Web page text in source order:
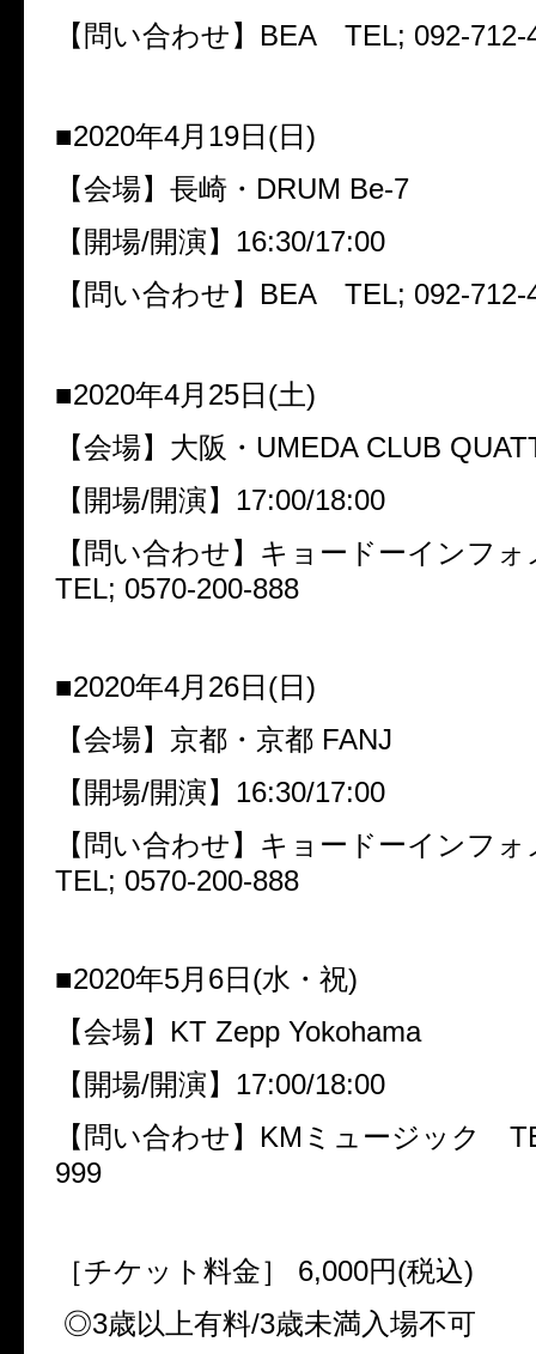
【問い合わせ】 BEA TEL; 092-712-
■2020年4月 19日(日)
【会場】長崎・ DRUM Be-7
【開場/開演】 16:30/17:00
【問い合わせ】 BEA TEL; 092-712-
■2020年4月 25日(土)
【会場】大阪・ UMEDA CLUB
【開場/開演】 17:00/18:00
【問い合わせ】キョードーインフ
TEL; 0570-200-888
■2020年4月 26日(日)
【会場】京都・京都 FANJ
【開場/開演】 16:30/17:00
【問い合わせ】キョードーインフ
TEL; 0570-200-888
■2020年5月 6日(水・祝)
【会場】 KT Zepp Yokohama
【開場/開演】 17:00/18:00
【問い合わせ】 KM ミュージック
999
［チケット料金］ 6,000円(税込)
◎3歳以上有料/3歳未満入場不可